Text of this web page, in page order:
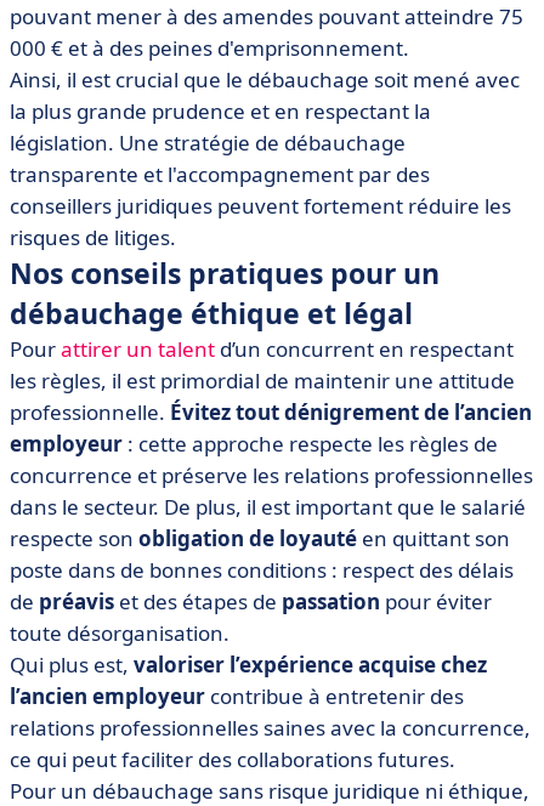
pouvant mener à des amendes pouvant atteindre 75
000 € et à des peines d'emprisonnement.
Ainsi, il est crucial que le débauchage soit mené avec
la plus grande prudence et en respectant la
législation. Une stratégie de débauchage
transparente et l'accompagnement par des
conseillers juridiques peuvent fortement réduire les
risques de litiges.
Nos conseils pratiques pour un
débauchage éthique et légal
Pourattirer un talent d’un concurrent en respectant
les règles, il est primordial de maintenir une attitude
professionnelle. Évitez tout dénigrement de l’ancien
employeur : cette approche respecte les règles de
concurrence et préserve les relations professionnelles
dans le secteur. De plus, il est important que le salarié
respecte son obligation de loyauté en quittant son
poste dans de bonnes conditions : respect des délais
de préavis et des étapes de passation pour éviter
toute désorganisation.
Qui plus est, valoriser l’expérience acquise chez
l’ancien employeur contribue à entretenir des
relations professionnelles saines avec la concurrence,
ce qui peut faciliter des collaborations futures.
Pour un débauchage sans risque juridique ni éthique,